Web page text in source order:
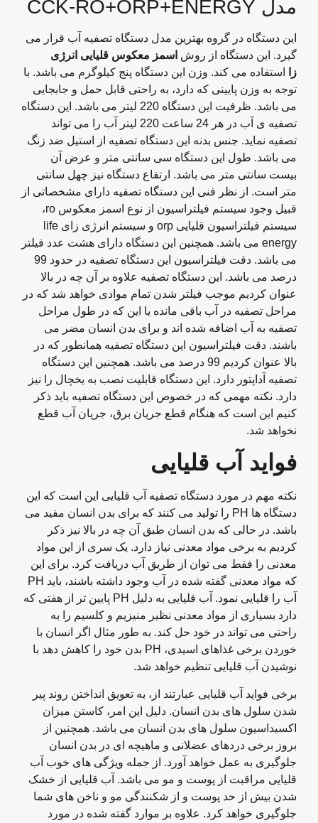
مدل CCK-RO+ORP+ENERGY
این دستگاه در گروه بهترین مدل دستگاه تصفیه آب قرار می
گیرد. این دستگاه از روش اسمز معکوس قلیایی انرژی
زا
استفاده می کند. وزن این دستگاه پنج کیلوگرم می باشد. با
توجه به وزن پایینی که دارد، به راحتی قابل حمل و جابجایی
می باشد. ظرفیت این دستگاه 220 لیتر می باشد. این دستگاه
تصفیه ی آب در هر 24 ساعت 220 لیتر آب را می تواند
تصفیه نماید. جنس بدنه این دستگاه تصفیه از استیل ضد زنگ
می باشد. طول این دستگاه سی سانتی متر و عرض آن
بیست سانتی متر می باشد. ارتفاع دستگاه نیز چهل سانتی
متر است. از نظر فنی این دستگاه تصفیه دارای مشخصاتی از
قبیل وجود سیستم فیلتراسیون از نوع اسمز معکوس ro،
سیستم فیلتراسیون قلیایی orp و سیستم انرژی زای life
energy می باشد. همچنین این دستگاه دارای هشت عدد فیلتر
می باشد. دقت فیلتراسیون این دستگاه تصفیه در حدود 99
درصد می باشد. این دستگاه تصفیه علاوه بر آن چه در بالا
عنوان کردیم موجب فیلتر شدن تمام موادی خواهد شد که در
مراحل تصفیه در آب باقی مانده یا این که در طول مراحل
تصفیه به آب اضافه شده اند و برای بدن انسان مضر می
باشند. دقت فیلتراسیون این دستگاه تصفیه همانطور که در
بالا عنوان کردیم 99 درصد می باشد. همچنین این دستگاه
تصفیه آداپتور دارد. این دستگاه قابلیت نصب به یخچال را نیز
دارد. نکته مهمی که در خصوص این دستگاه تصفیه باید ذکر
کنیم این است که هنگام قطع جریان برق، جریان آب قطع
نخواهد شد.
فواید آب قلیایی
نکته مهم در مورد دستگاه تصفیه آب قلیایی این است که این
دستگاه ها PH را تولید می کنند که برای بدن انسان مفید می
باشد. در حالی که بدن انسان طبق آن چه در بالا نیز ذکر
کردیم به برخی مواد معدنی نیاز دارد. یک سری از این مواد
معدنی را فقط می توان از طریق آب دریافت کرد. برای این
که مواد معدنی گفته شده در آب وجود داشته باشند، باید PH
آب را قلیایی نمود. آب قلیایی به دلیل PH پایین تر از هفتی که
دارد بسیاری از مواد معدنی نظیر منیزیم و کلسیم را به
راحتی می تواند در خود حل کند. به طور مثال اگر انسان با
خوردن برخی غذاهای اسیدی، PH بدن خود را کاهش دهد با
نوشیدن آب قلیایی تنظیم خواهد شد.
برخی فواید آب قلیایی عبارتند از، به تعویق انداختن روند پیر
شدن سلول های بدن انسان. دلیل این امر، کاستن میزان
اکسیداسیون سلول های بدن انسان می باشد. همچنین از
بروز برخی دردهای عضلانی و ماهیچه ای در بدن انسان
جلوگیری به عمل خواهد آورد. از جمله ویژگی های خوب آب
قلیایی مراقبت از پوست و مو می باشد. آب قلیایی از خشک
شدن بیش از حد پوست و از شکنندگی مو و ناخن های شما
جلوگیری خواهد کرد. علاوه بر موارد گفته شده در مورد